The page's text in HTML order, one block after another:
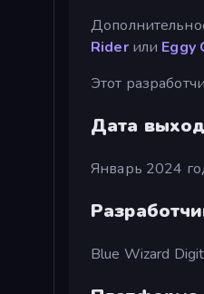
Riderили Eggy
Этот
Дата
Январь 2024
Blue Wizard